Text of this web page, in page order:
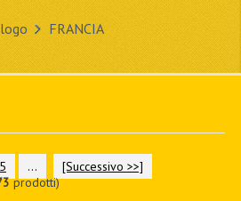
IL MIO CONTO
CUSTOM PDF
FRANCIA
5 ...
[Successivo >>]
prodotti)